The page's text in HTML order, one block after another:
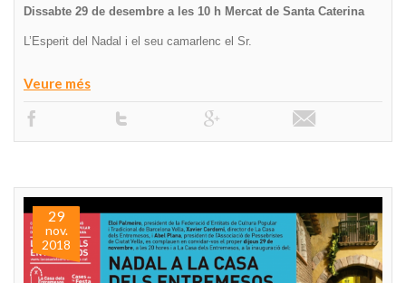
Dissabte 29 de desembre a les 10 h Mercat de Santa Caterina
L’Esperit del Nadal i el seu camarlenc el Sr.
Veure més
29
nov.
2018